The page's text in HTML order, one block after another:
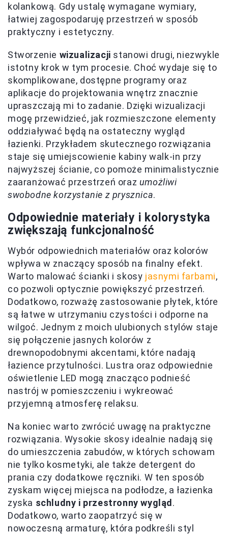
kolankową. Gdy ustalę wymagane wymiary,
łatwiej zagospodaruję przestrzeń w sposób
praktyczny i estetyczny.
Stworzenie wizualizacji stanowi drugi, niezwykle
istotny krok w tym procesie. Choć wydaje się to
skomplikowane, dostępne programy oraz
aplikacje do projektowania wnętrz znacznie
upraszczają mi to zadanie. Dzięki wizualizacji
mogę przewidzieć, jak rozmieszczone elementy
oddziaływać będą na ostateczny wygląd
łazienki. Przykładem skutecznego rozwiązania
staje się umiejscowienie kabiny walk-in przy
najwyższej ścianie, co pomoże minimalistycznie
zaaranżować przestrzeń oraz umożliwi
swobodne korzystanie z prysznica.
Odpowiednie materiały i kolorystyka
zwiększają funkcjonalność
Wybór odpowiednich materiałów oraz kolorów
wpływa w znaczący sposób na finalny efekt.
Warto malować ścianki i skosy jasnymi farbami,
co pozwoli optycznie powiększyć przestrzeń.
Dodatkowo, rozważę zastosowanie płytek, które
są łatwe w utrzymaniu czystości i odporne na
wilgoć. Jednym z moich ulubionych stylów staje
się połączenie jasnych kolorów z
drewnopodobnymi akcentami, które nadają
łazience przytulności. Lustra oraz odpowiednie
oświetlenie LED mogą znacząco podnieść
nastrój w pomieszczeniu i wykreować
przyjemną atmosferę relaksu.
Na koniec warto zwrócić uwagę na praktyczne
rozwiązania. Wysokie skosy idealnie nadają się
do umieszczenia zabudów, w których schowam
nie tylko kosmetyki, ale także detergent do
prania czy dodatkowe ręczniki. W ten sposób
zyskam więcej miejsca na podłodze, a łazienka
zyska schludny i przestronny wygląd.
Dodatkowo, warto zaopatrzyć się w
nowoczesną armaturę, która podkreśli styl